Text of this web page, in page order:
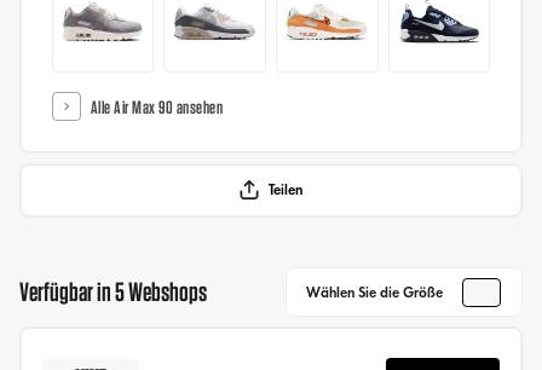
Alle Air Max 90 ansehen
Teilen
Verfügbar in 5 Webshops Wählen Sie die Größe